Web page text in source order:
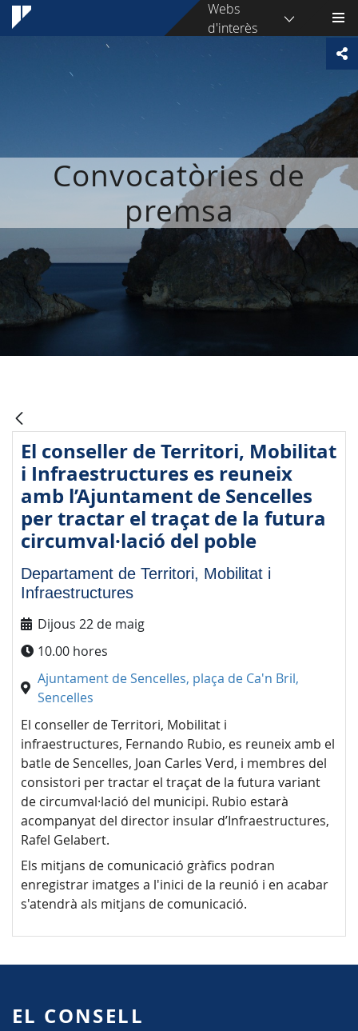
Webs
d'interès
Convocatòries de
premsa
El conseller de Territori, Mobilitat
i Infraestructures es reuneix
amb l’Ajuntament de Sencelles
per tractar el traçat de la futura
circumval·lació del poble
Departament de Territori, Mobilitat i
Infraestructures
Dijous 22 de maig
10.00 hores
Ajuntament de Sencelles, plaça de Ca'n Bril,
Sencelles
El conseller de Territori, Mobilitat i
infraestructures, Fernando Rubio, es reuneix amb el
batle de Sencelles, Joan Carles Verd, i membres del
consistori per tractar el traçat de la futura variant
de circumval·lació del municipi. Rubio estarà
acompanyat del director insular d’Infraestructures,
Rafel Gelabert.
Els mitjans de comunicació gràfics podran
enregistrar imatges a l'inici de la reunió i en acabar
s'atendrà als mitjans de comunicació.
EL CONSELL